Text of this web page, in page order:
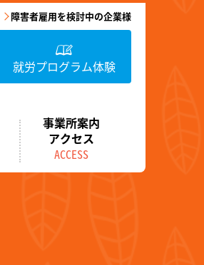
障害者雇用を検討中の企業様
就労プログラム体験
事業所案内
アクセス
ACCESS